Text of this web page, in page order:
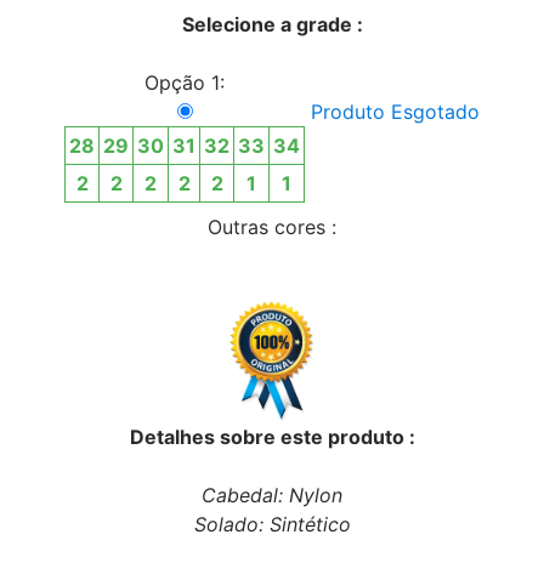
Selecione a grade :
Opção 1:
28 29 30 31 32 33 34
2
2 2 2 2 1 1
Produto Esgotado
Outras cores :
Detalhes sobre este produto :
Cabedal: Nylon
Solado: Sintético